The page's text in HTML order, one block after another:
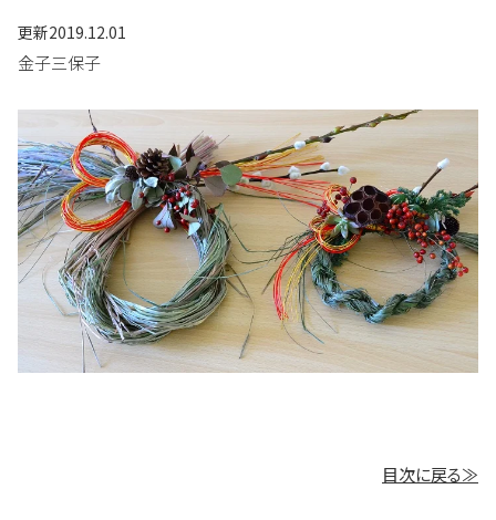
更新2019.12.01
金子三保子
目次に戻る≫